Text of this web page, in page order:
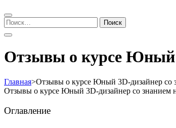
Найти:
Отзывы о курсе Юный
Главная>Отзывы о курсе Юный 3D-дизайнер со
Отзывы о курсе Юный 3D-дизайнер со знанием
Оглавление